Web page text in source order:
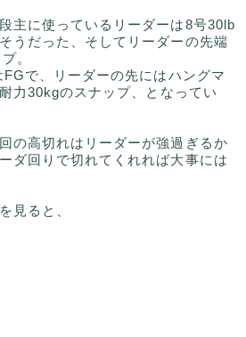
主に使っているリーダーは8号30lb
うだった、そしてリーダーの先端
。
で、リーダーの先にはハングマ
力30kgのスナップ、となってい
の高切れはリーダーが強過ぎるか
ダ回りで切れてくれれば大事には
見ると、